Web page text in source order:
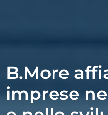
B.More
imprese